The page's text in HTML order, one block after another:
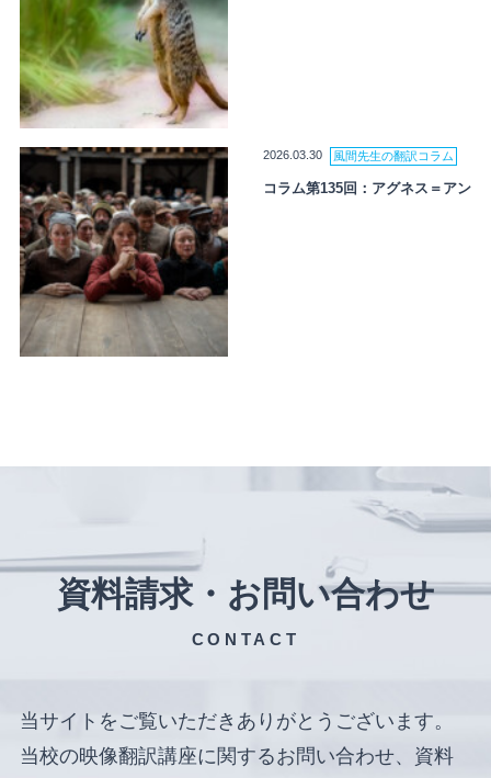
2026.03.30 風間先生の翻訳コラム
コラム第135回：アグネス＝アン
資料請求・お問い合わせ
CONTACT
当サイトをご覧いただきありがとうございます。
当校の映像翻訳講座に関するお問い合わせ、資料